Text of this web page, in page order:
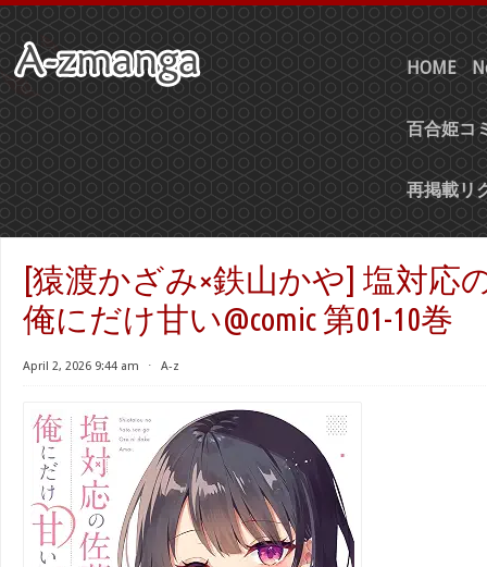
HOME
百合姫コ
再掲載リ
[猿渡かざみ×鉄山かや] 塩対応
俺にだけ甘い@comic 第01-10巻
April 2, 2026 9:44 am ⋅ A-z